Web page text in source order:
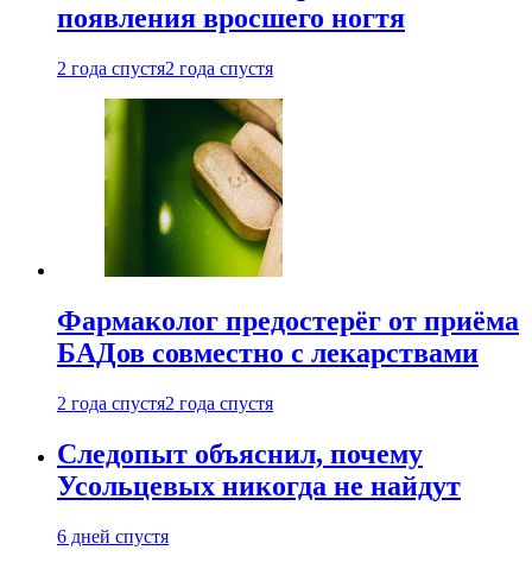
появления вросшего ногтя
2 года спустя2 года спустя
Фармаколог предостерёг от приёма
БАДов совместно с лекарствами
2 года спустя2 года спустя
Следопыт объяснил, почему
Усольцевых никогда не найдут
6 дней спустя